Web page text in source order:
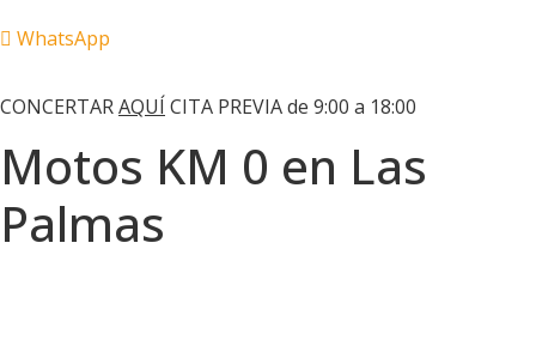
WhatsApp
CONCERTARAQUÍ CITA PREVIA de 9:00 a 18:00
Motos KM 0 en Las
Palmas